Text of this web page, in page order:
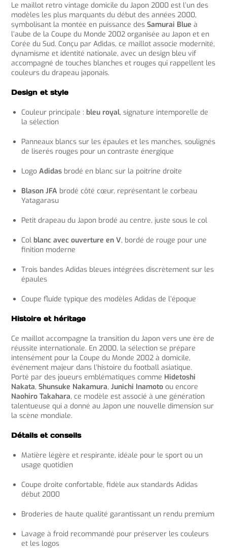
Le maillot retro vintage domicile du Japon 2000 est l’un des
modèles les plus marquants du début des années 2000,
symbolisant la montée en puissance desSamurai Blue à
l’aube de la Coupe du Monde 2002 organisée au Japon et en
Corée du Sud. Conçu par Adidas, ce maillot associe modernité,
dynamisme et identité nationale, avec un design bleu vif
accompagné de touches blanches et rouges qui rappellent les
couleurs du drapeau japonais.
Design et style
Couleur principale : bleu royal, signature intemporelle de
la sélection
Panneaux blancs sur les épaules et les manches, soulignés
de liserés rouges pour un contraste énergique
LogoAdidas brodé en blanc sur la poitrine droite
Blason JFA brodé côté cœur, représentant le corbeau
Yatagarasu
Petit drapeau du Japon brodé au centre, juste sous le col
Col blanc avec ouverture en V, bordé de rouge pour une
finition moderne
Trois bandes Adidas bleues intégrées discrètement sur les
épaules
Coupe fluide typique des modèles Adidas de l’époque
Histoire et héritage
Ce maillot accompagne la transition du Japon vers une ère de
réussite internationale. En 2000, la sélection se prépare
intensément pour la Coupe du Monde 2002 à domicile,
événement majeur dans l’histoire du football asiatique.
Porté par des joueurs emblématiques comme Hidetoshi
Nakata,Shunsuke Nakamura,Junichi Inamoto ou encore
Naohiro Takahara, ce modèle est associé à une génération
talentueuse qui a donné au Japon une nouvelle dimension sur
la scène mondiale.
Détails et conseils
Matière légère et respirante, idéale pour le sport ou un
usage quotidien
Coupe droite confortable, fidèle aux standards Adidas
début 2000
Broderies de haute qualité garantissant un rendu premium
Lavage à froid recommandé pour préserver les couleurs
et les logos